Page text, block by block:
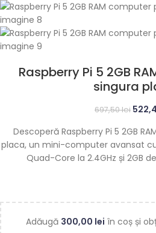
Raspberry Pi 5 2GB
singura
697,50lei
Descoperă Raspberry Pi 5 2GB
placa, un mini-computer avansat
Quad-Core la 2.4GHz și 2GB
Adăugă 300,00 lei în coș și